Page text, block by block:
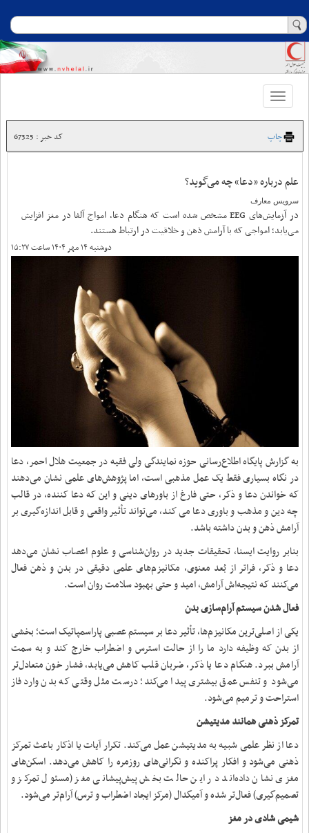
Toggle
navigation
چاپ کد خبر : 67325
علم درباره «دعا» چه می‌گوید؟
سرویس معارف
در آزمایش‌های EEG مشخص شده است که هنگام دعا، امواج آلفا در مغز افزایش
می‌یابد؛ امواجی که با آرامش ذهن و خلاقیت در ارتباط هستند.
دوشنبه ۱۴ مهر ۱۴۰۴ ساعت ۱۵:۲۷
به گزارش پایگاه اطلاع‌رسانی حوزه نمایندگی ولی فقیه در جمعیت هلال احمر، دعا
در نگاه بسیاری فقط یک عمل مذهبی است، اما پژوهش‌های علمی نشان می‌دهند
که خواندن دعا و ذکر، حتی فارغ از باورهای دینی و این که دعا کننده، در قالب
چه دین و مذهب و باوری دعا می کند، می‌تواند تأثیر واقعی و قابل اندازه‌گیری بر
آرامش ذهن و بدن داشته باشد.
بنابر روایت ایسنا، تحقیقات جدید در روان‌شناسی و علوم اعصاب نشان می‌دهد
دعا و ذکر، فراتر از بُعد معنوی، مکانیزم‌های علمی دقیقی در بدن و ذهن فعال
می‌کنند که نتیجه‌اش آرامش، امید و حتی بهبود سلامت روان است.
فعال شدن سیستم آرام‌سازی بدن
یکی از اصلی‌ترین مکانیزم‌ها، تأثیر دعا بر سیستم عصبی پاراسمپاتیک است؛ بخشی
از بدن که وظیفه دارد ما را از حالت استرس و اضطراب خارج کند و به سمت
آرامش ببرد. هنگام دعا یا ذکر، ضربان قلب کاهش می‌یابد، فشار خون متعادل‌تر
می‌شود و تنفس عمق بیشتری پیدا می‌کند؛ درست مثل وقتی که بدن وارد فاز
استراحت و ترمیم می‌شود.
تمرکز ذهنی همانند مدیتیشن
دعا از نظر علمی شبیه به مدیتیشن عمل می‌کند. تکرار آیات یا اذکار باعث تمرکز
ذهنی می‌شود و افکار پراکنده و نگرانی‌های روزمره را کاهش می‌دهد. اسکن‌های
مغزی نشان داده‌اند در این حالت بخش پیش‌پیشانی مغز (مسئول تمرکز و
تصمیم‌گیری) فعال‌تر شده و آمیگدال (مرکز ایجاد اضطراب و ترس) آرام‌تر می‌شود.
شیمی شادی در مغز